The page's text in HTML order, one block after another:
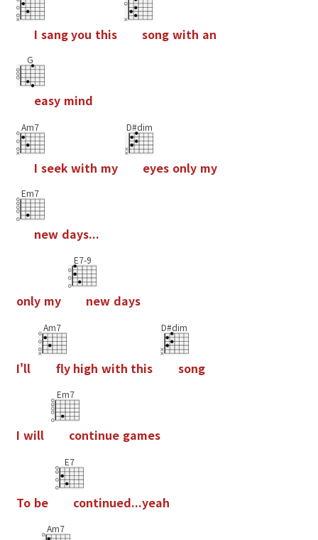
I sangyou this song with an
G
easy mind
Am7
I seek with my
D#dim
eyes only my
Em7
new days...
only my
E7-9
new days
I'll
Am7
fy high with this
D#dim
song
I will
Em7
continue games
To be
E7
continued...yeah
Am7